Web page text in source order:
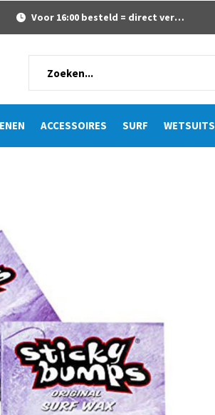
ACCESSOIRES SURF WETSUITS
Voor 16:00 besteld = direct verzonden